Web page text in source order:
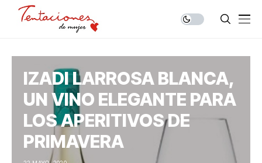
IZADI LARROSA BLANCA,
UN VINO ELEGANTE PARA
LOS APERITIVOS DE
PRIMAVERA